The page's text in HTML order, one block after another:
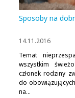
Sposoby na
14.11.2016
Temat
wszystkim
członek rodziny
do
na...